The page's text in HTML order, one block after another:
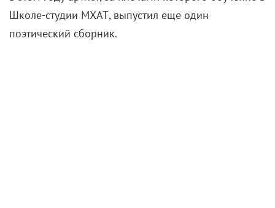
Школе-студии МХАТ, выпустил еще один
поэтический сборник.